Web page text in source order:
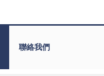
聯絡我們